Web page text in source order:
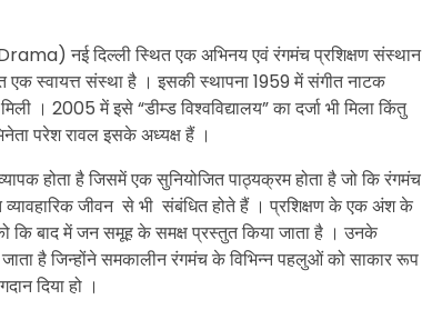
नई दिल्ली स्थित एक अभिनय एवं रंगमंच प्रशिक्षण संस्थान
स्वायत्त संस्था है । इसकी स्थापना 1959 में संगीत नाटक
। 2005 में इसे “डीम्ड विश्वविद्यालय” का दर्जा भी मिला किंतु
परेश रावल इसके अध्यक्ष हैं ।
होता है जिसमें एक सुनियोजित पाठ्यक्रम होता है जो कि रंगमंच
जीवन से भी संबंधित होते हैं । प्रशिक्षण के एक अंश के
कि बाद में जन समूह के समक्ष प्रस्‍तुत किया जाता है । उनके
जाता है जिन्‍होंने समकालीन रंगमंच के विभिन्‍न पहलुओं को साकार रूप
दिया हो ।